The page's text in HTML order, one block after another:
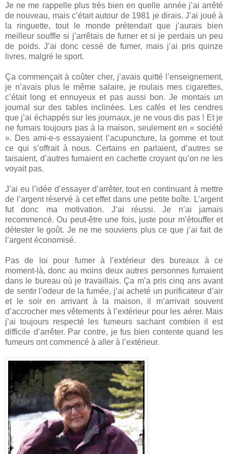
Je ne me rappelle plus très bien en quelle année j’ai arrêté
de nouveau, mais c’était autour de 1981 je dirais. J’ai joué à
la ringuette, tout le monde prétendait que j’aurais bien
meilleur souffle si j’arrêtais de fumer et si je perdais un peu
de poids. J’ai donc cessé de fumer, mais j’ai pris quinze
livres, malgré le sport.
Ça commençait à coûter cher, j’avais quitté l’enseignement,
je n’avais plus le même salaire, je roulais mes cigarettes,
c’était long et ennuyeux et pas aussi bon. Je montais un
journal sur des tables inclinées. Les cafés et les cendres
que j’ai échappés sur les journaux, je ne vous dis pas ! Et je
ne fumais toujours pas à la maison, seulement en « société
». Des ami-e-s essayaient l’acupuncture, la gomme et tout
ce qui s’offrait à nous. Certains en parlaient, d’autres se
taisaient, d’autres fumaient en cachette croyant qu’on ne les
voyait pas.
J’ai eu l’idée d’essayer d’arrêter, tout en continuant à mettre
de l’argent réservé à cet effet dans une petite boîte. L’argent
fut donc ma motivation. J’ai réussi. Je n’ai jamais
recommencé. Ou peut-être une fois, juste pour m’étouffer et
détester le goût. Je ne me souviens plus ce que j’ai fait de
l’argent économisé.
Pas de loi pour fumer à l’extérieur des bureaux à ce
moment-là, donc au moins deux autres personnes fumaient
dans le bureau où je travaillais. Ça m’a pris cinq ans avant
de sentir l’odeur de la fumée, j’ai acheté un purificateur d’air
et le soir en arrivant à la maison, il m’arrivait souvent
d’accrocher mes vêtements à l’extérieur pour les aérer. Mais
j’ai toujours respecté les fumeurs sachant combien il est
difficile d’arrêter. Par contre, je fus bien contente quand les
fumeurs ont commencé à aller à l’extérieur.